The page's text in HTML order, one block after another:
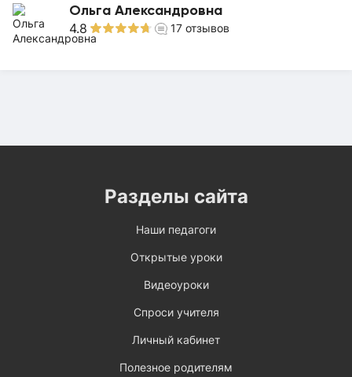
Ольга Александровна
4.8 17 отзывов
Разделы сайта
Наши педагоги
Открытые уроки
Видеоуроки
Спроси учителя
Личный кабинет
Полезное родителям